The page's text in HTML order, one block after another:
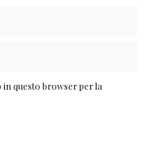
in questo browser per la